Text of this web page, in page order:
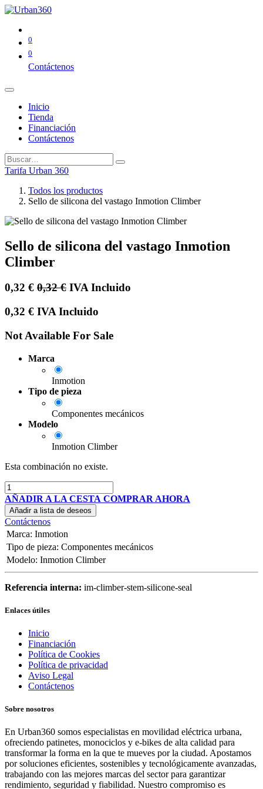
0
0
Contáctenos
Inicio
Tienda
Financiación
Contáctenos
Tarifa Urban 360
Todos los productos
Sello de silicona del vastago Inmotion Climber
Sello de silicona del vastago Inmotion
Climber
0,32 € 0,32€ IVA Incluido
0,32 € IVA Incluido
Not Available For Sale
Marca
Inmotion
Tipo de pieza
Componentes mecánicos
Modelo
Inmotion Climber
Esta combinación no existe.
AÑADIR A LA CESTA COMPRAR AHORA
Añadir a lista de deseos
Contáctenos
Marca: Inmotion
Tipo de pieza: Componentes mecánicos
Modelo: Inmotion Climber
Referencia interna: im-climber-stem-silicone-seal
Enlaces útiles
Inicio
Financiación
Política de Cookies
Política de privacidad
Aviso Legal
Contáctenos
Sobre nosotros
En Urban360 somos especialistas en movilidad eléctrica urbana,
ofreciendo patinetes, monociclos y e-bikes de alta calidad para
transformar la forma en la que te mueves por la ciudad. Apostamos
por soluciones eficientes, sostenibles y tecnológicamente avanzadas,
trabajando con las mejores marcas del sector para garantizar
rendimiento, seguridad y fiabilidad. Nuestro compromiso es